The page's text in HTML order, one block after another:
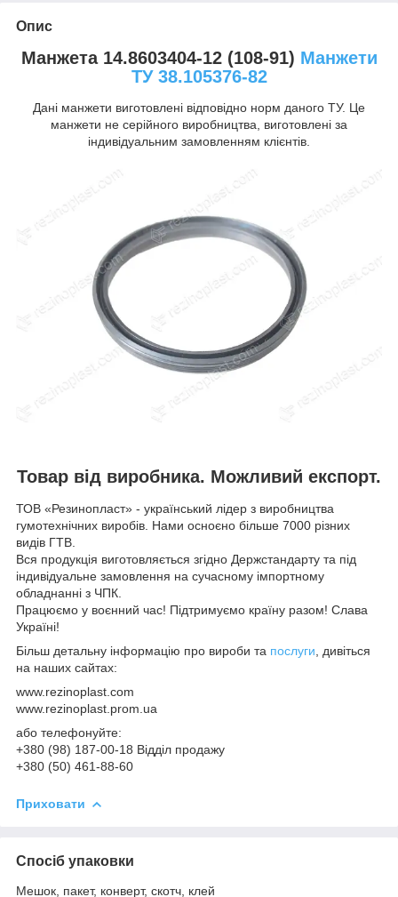
Опис
Манжета 14.8603404-12 (108-91) Манжети
ТУ 38.105376-82
Дані манжети виготовлені відповідно норм даного ТУ. Це
манжети не серійного виробництва, виготовлені за
індивідуальним замовленням клієнтів.
Товар від виробника. Можливий експорт.
ТОВ «Резинопласт» - український лідер з виробництва
гумотехнічних виробів. Нами осноєно більше 7000 різних
видів ГТВ.
Вся продукція виготовляється згідно Держстандарту та під
індивідуальне замовлення на сучасному імпортному
обладнанні з ЧПК.
Працюємо у воєнний час! Підтримуємо країну разом! Слава
Україні!
Більш детальну інформацію про вироби та послуги , дивіться
на наших сайтах:
www.rezinoplast.com
www.rezinoplast.prom.ua
або телефонуйте:
+380 (98) 187-00-18 Відділ продажу
+380 (50) 461-88-60
Приховати
Спосіб упаковки
Мешок, пакет, конверт, скотч, клей